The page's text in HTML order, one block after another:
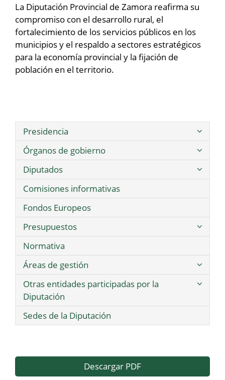
La Diputación Provincial de Zamora reafirma su
compromiso con el desarrollo rural, el
fortalecimiento de los servicios públicos en los
municipios y el respaldo a sectores estratégicos
para la economía provincial y la fijación de
población en el territorio.
Presidencia
Órganos de gobierno
Diputados
Comisiones informativas
Fondos Europeos
Presupuestos
Normativa
Áreas de gestión
Otras entidades participadas por la
Diputación
Sedes de la Diputación
Descargar PDF